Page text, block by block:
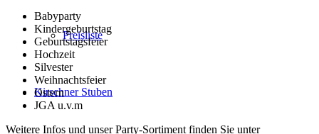
Preisliste
Kirschner Stuben
Babyparty
Kindergeburtstag
Geburtstagsfeier
Hochzeit
Silvester
Weihnachtsfeier
Ostern
JGA u.v.m
Weitere Infos und unser Party-Sortiment finden Sie unter